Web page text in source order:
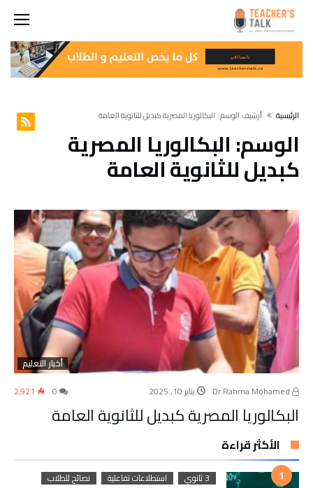
‫الرئيسية‬ ‫أرشيف الوسم :‬ البكالوريا المصرية كبديل للثانوية العامة
الوسم:البكالوريا المصرية
كبديل للثانوية العامة
أخبار التعليم
يناير 10, 2025 2٬921
البكالوريا المصرية كبديل للثانوية العامة
الأكثر قراءة
3 ثانوي استطلاعات تفاعلية نصائح للطلاب